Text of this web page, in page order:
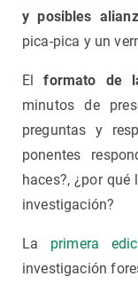
y posibles
pica-pica y un
Elformato de
minutos de
preguntas y
ponentes
haces?, ¿por
investigación?
La primera
investigación